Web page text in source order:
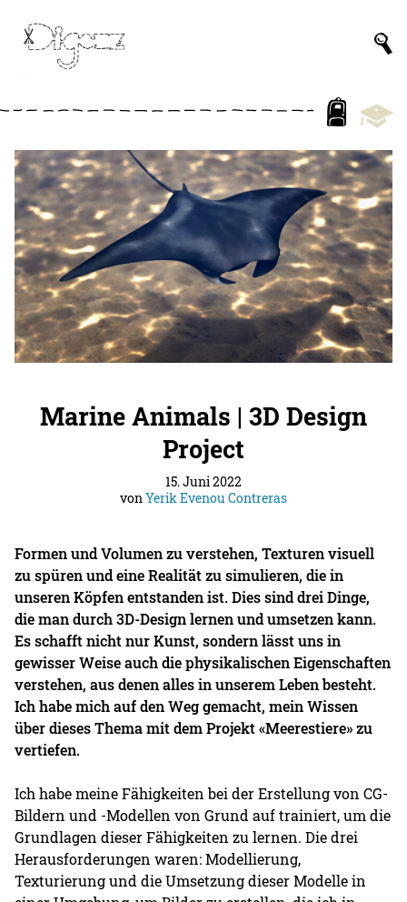
Marine Animals | 3D Design
Project
15. Juni 2022
vonYerik Evenou Contreras
Formen und Volumen zu verstehen, Texturen visuell
zu spüren und eine Realität zu simulieren, die in
unseren Köpfen entstanden ist. Dies sind drei Dinge,
die man durch 3D-Design lernen und umsetzen kann.
Es schafft nicht nur Kunst, sondern lässt uns in
gewisser Weise auch die physikalischen Eigenschaften
verstehen, aus denen alles in unserem Leben besteht.
Ich habe mich auf den Weg gemacht, mein Wissen
über dieses Thema mit dem Projekt «Meerestiere» zu
vertiefen.
Ich habe meine Fähigkeiten bei der Erstellung von CG-
Bildern und -Modellen von Grund auf trainiert, um die
Grundlagen dieser Fähigkeiten zu lernen. Die drei
Herausforderungen waren: Modellierung,
Texturierung und die Umsetzung dieser Modelle in